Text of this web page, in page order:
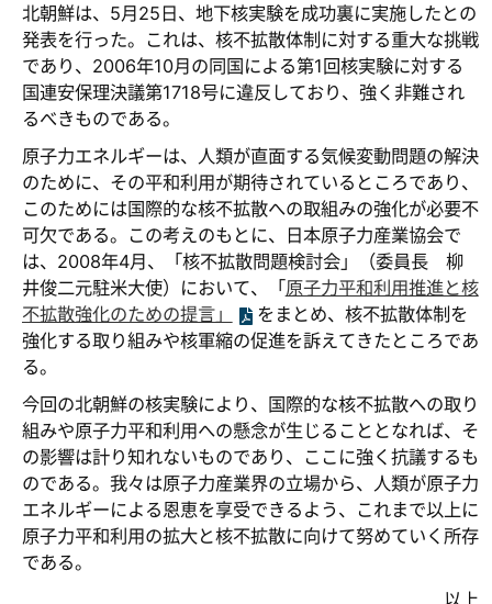
北朝鮮は、5月25日、地下核実験を成功裏に実施したとの
発表を行った。これは、核不拡散体制に対する重大な挑戦
であり、2006年10月の同国による第1回核実験に対する
国連安保理決議第1718号に違反しており、強く非難され
るべきものである。
原子力エネルギーは、人類が直面する気候変動問題の解決
のために、その平和利用が期待されているところであり、
このためには国際的な核不拡散への取組みの強化が必要不
可欠である。この考えのもとに、日本原子力産業協会で
は、2008年4月、「核不拡散問題検討会」（委員長 柳
井俊二元駐米大使）において、「原子力平和利用推進と核
不拡散強化のための提言」
をまとめ、核不拡散体制を
強化する取り組みや核軍縮の促進を訴えてきたところであ
る。
今回の北朝鮮の核実験により、国際的な核不拡散への取り
組みや原子力平和利用への懸念が生じることとなれば、そ
の影響は計り知れないものであり、ここに強く抗議するも
のである。我々は原子力産業界の立場から、人類が原子力
エネルギーによる恩恵を享受できるよう、これまで以上に
原子力平和利用の拡大と核不拡散に向けて努めていく所存
である。